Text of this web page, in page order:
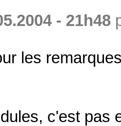
- 21h48
les
c'est pas